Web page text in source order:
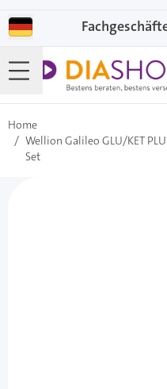
Home
/ Wellion Galileo GLU/KET
Set